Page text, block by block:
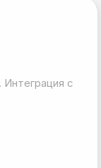
Интеграция с